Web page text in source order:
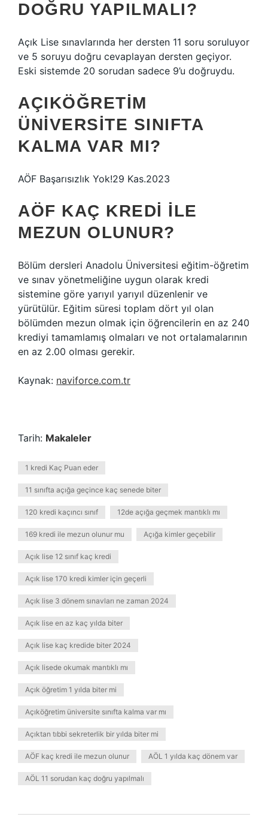
DOĞRU YAPILMALI?
Açık Lise sınavlarında her dersten 11 soru soruluyor
ve 5 soruyu doğru cevaplayan dersten geçiyor.
Eski sistemde 20 sorudan sadece 9’u doğruydu.
AÇIKÖĞRETIM
ÜNIVERSITE SINIFTA
KALMA VAR MI?
AÖF Başarısızlık Yok!29 Kas.2023
AÖF KAÇ KREDI ILE
MEZUN OLUNUR?
Bölüm dersleri Anadolu Üniversitesi eğitim-öğretim
ve sınav yönetmeliğine uygun olarak kredi
sistemine göre yarıyıl yarıyıl düzenlenir ve
yürütülür. Eğitim süresi toplam dört yıl olan
bölümden mezun olmak için öğrencilerin en az 240
krediyi tamamlamış olmaları ve not ortalamalarının
en az 2.00 olması gerekir.
Kaynak: naviforce.com.tr
Tarih: Makaleler
1 kredi Kaç Puan eder
11 sınıfta açığa geçince kaç senede biter
120 kredi kaçıncı sınıf 12de açığa geçmek mantıklı mı
169 kredi ile mezun olunur mu Açığa kimler geçebilir
Açık lise 12 sınıf kaç kredi
Açık lise 170 kredi kimler için geçerli
Açık lise 3 dönem sınavları ne zaman 2024
Açık lise en az kaç yılda biter
Açık lise kaç kredide biter 2024
Açık lisede okumak mantıklı mı
Açık öğretim 1 yılda biter mi
Açıköğretim üniversite sınıfta kalma var mı
Açıktan tıbbi sekreterlik bir yılda biter mi
AÖF kaç kredi ile mezun olunur AÖL 1 yılda kaç dönem var
AÖL 11 sorudan kaç doğru yapılmalı